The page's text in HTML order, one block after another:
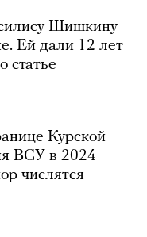
Шишкину
Ей дали 12 лет
статье
Курской
ВСУ в 2024
числятся